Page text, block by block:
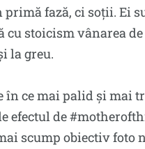
fază, ci soții. Ei
stoicism vânarea
la greu.
în ce mai palid și mai
efectul de
scump obiectiv foto